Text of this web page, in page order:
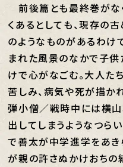
前後篇とも最終巻がな
くあるとしても、現存の
のようなものがあるわけ
まれた風景のなかで子
けで心がなごむ。大人た
苦しみ、病気や死が描か
弾小僧／戦時中には横
出してしまうようなつら
で善太が中学進学をあき
が親の許さぬかけおちの